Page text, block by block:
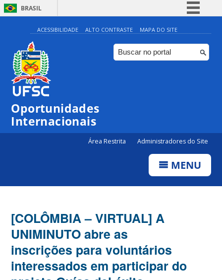
BRASIL
Simplifique!
Comunica BR
Participe
ACESSIBILIDADE ALTO CONTRASTE MAPA DO SITE
Oportunidades
Internacionais
Área Restrita Administradores do Site
MENU
[COLÔMBIA – VIRTUAL] A
UNIMINUTO abre as
inscrições para voluntários
interessados em participar do